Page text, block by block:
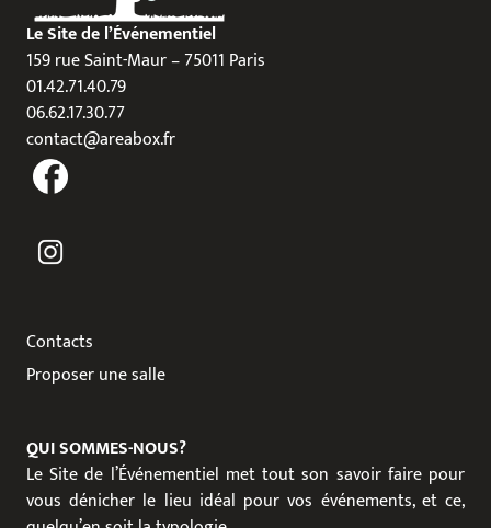
Le Site de l’Événementiel
159 rue Saint-Maur – 75011 Paris
01.42.71.40.79
06.62.17.30.77
contact@areabox.fr
Contacts
Proposer une salle
QUI SOMMES-NOUS?
Le Site de l’Événementiel met tout son savoir faire pour
vous dénicher le lieu idéal pour vos événements, et ce,